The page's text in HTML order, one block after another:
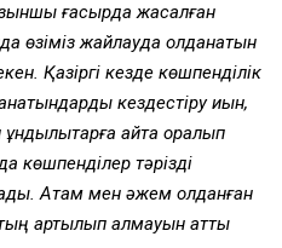
ғасырда жасалған
өзіміз жайлауда қолданатын
Қазіргі кезде көшпенділік
кездестіру қиын,
қайта оралып
көшпенділер тәрізді
Атам мен әжем қолданған
артылып қалмауын қатты